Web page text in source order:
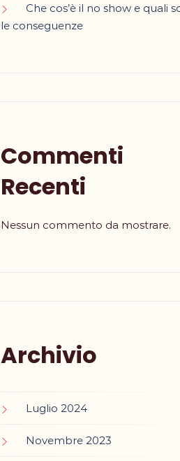
Che cos’è il no show e quali
le conseguenze
Commenti
Recenti
Nessun commento da mostrare.
Archivio
Luglio 2024
Novembre 2023